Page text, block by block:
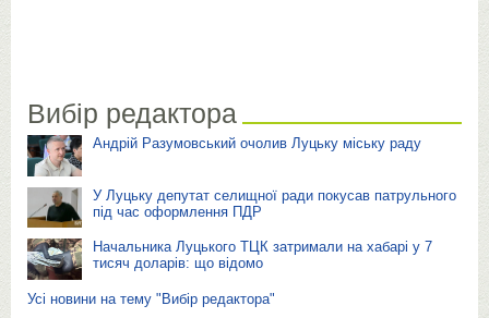
Вибір редактора
Андрій Разумовський очолив Луцьку міську раду
У Луцьку депутат селищної ради покусав патрульного
під час оформлення ПДР
Начальника Луцького ТЦК затримали на хабарі у 7
тисяч доларів: що відомо
Усі новини на тему "Вибір редактора"